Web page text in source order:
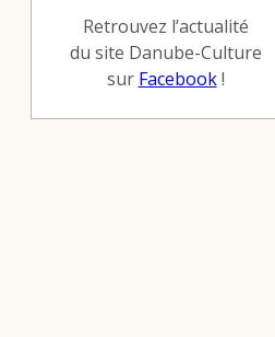
Retrouvez l’actualité
du site Danube-Culture
sur Facebook!